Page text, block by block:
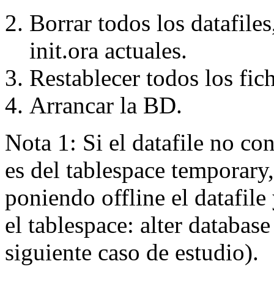
Borrar todos los
init.ora actuales.
Restablecer todos los
Arrancar la BD.
Nota 1: Si el datafile no
es del tablespace
poniendo offline el datafile
el tablespace: alter
siguiente caso de estudio).